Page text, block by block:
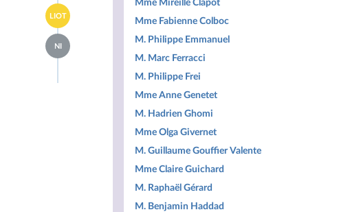
Écologiste
-
NUPES
du
groupe
Gauche
démocrate
et
Accéder
à la
page
du
groupe
Outre-
LIOT
Accéder
à la
page
groupe
NI
Mme Mireille Clapot
Mme Fabienne Colboc
M. Philippe Emmanuel
M. Marc Ferracci
M. Philippe Frei
Mme Anne Genetet
M. Hadrien Ghomi
Mme Olga Givernet
M. Guillaume Gouffier Valente
Mme Claire Guichard
M. Raphaël Gérard
M. Benjamin Haddad